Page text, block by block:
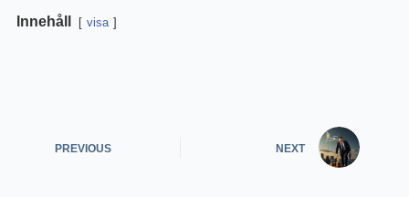
Innehåll visa
PREVIOUS NEXT